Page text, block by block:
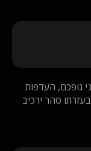
גופכם, העדפות
סהר ירכיב